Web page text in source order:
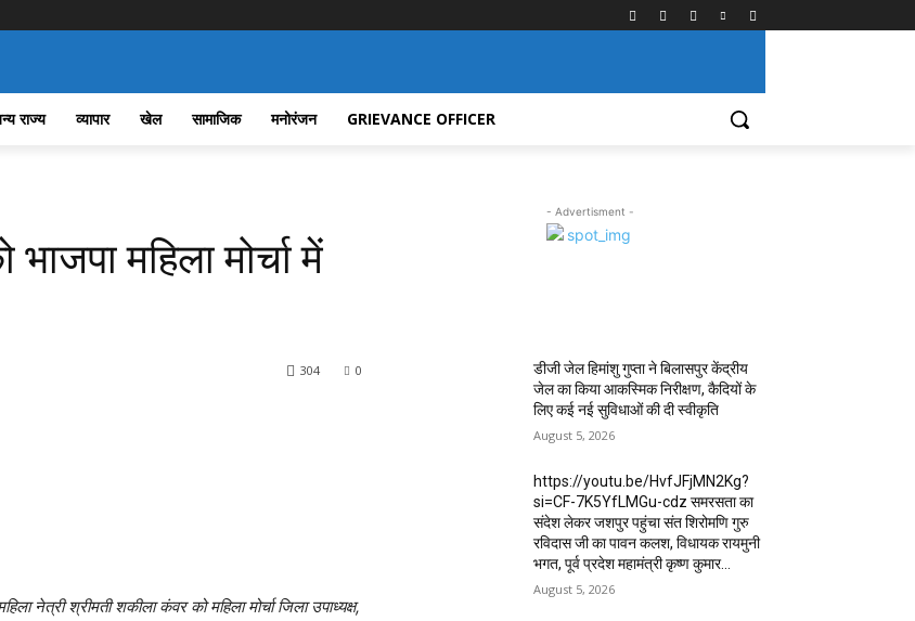
राज्य व्यापार खेल सामाजिक मनोरंजन GRIEVANCE OFFICER
महिला मोर्चा में
0
304
नेत्री श्रीमती शकीला कंवर को महिला मोर्चा जिला उपाध्यक्ष,
- Advertisment -
डीजी जेल हिमांशु गुप्ता ने बिलासपुर केंद्रीय
जेल का किया आकस्मिक निरीक्षण, कैदियों के
लिए कई नई सुविधाओं की दी स्वीकृति
August 5, 2026
https://youtu.be/HvfJFjMN2Kg?
si=CF-7K5YfLMGu-cdz समरसता का
संदेश लेकर जशपुर पहुंचा संत शिरोमणि गुरु
रविदास जी का पावन कलश, विधायक रायमुनी
भगत, पूर्व प्रदेश महामंत्री कृष्ण कुमार...
August 5, 2026